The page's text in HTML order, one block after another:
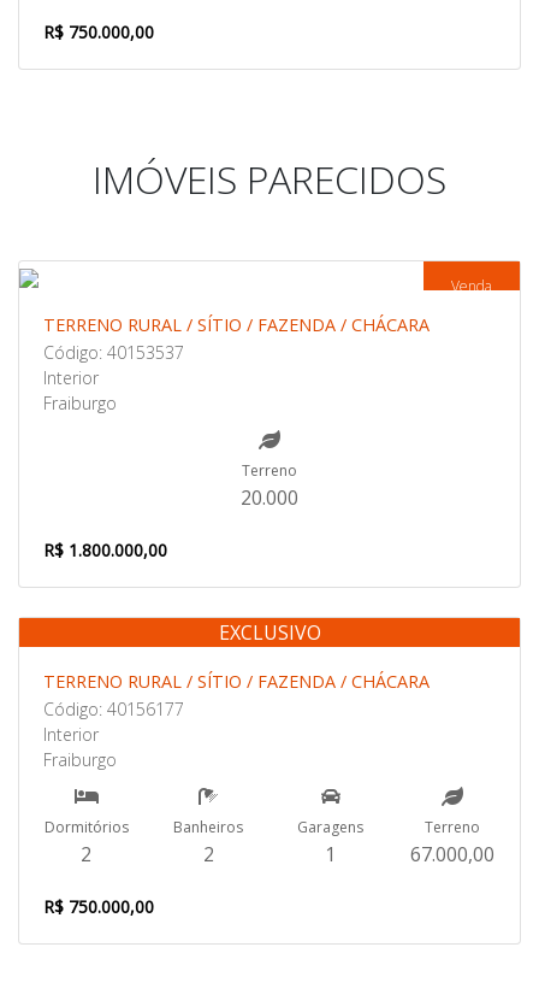
R$ 750.000,00
IMÓVEIS PARECIDOS
Venda
TERRENO RURAL / SÍTIO / FAZENDA / CHÁCARA
Código: 40153537
Interior
Fraiburgo
Terreno
20.000
R$ 1.800.000,00
Venda
EXCLUSIVO
TERRENO RURAL / SÍTIO / FAZENDA / CHÁCARA
Código: 40156177
Interior
Fraiburgo
Dormitórios
2
Banheiros
2
Garagens
1
Terreno
67.000,00
R$ 750.000,00